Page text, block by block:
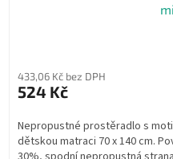
433,06 Kč bez DPH
524 Kč
Nepropustné prostěradlo s
dětskou matraci 70 x 140 cm.